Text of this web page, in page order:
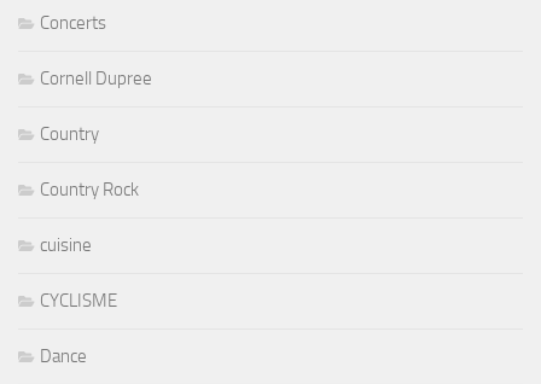
Concerts
Cornell Dupree
Country
Country Rock
cuisine
CYCLISME
Dance